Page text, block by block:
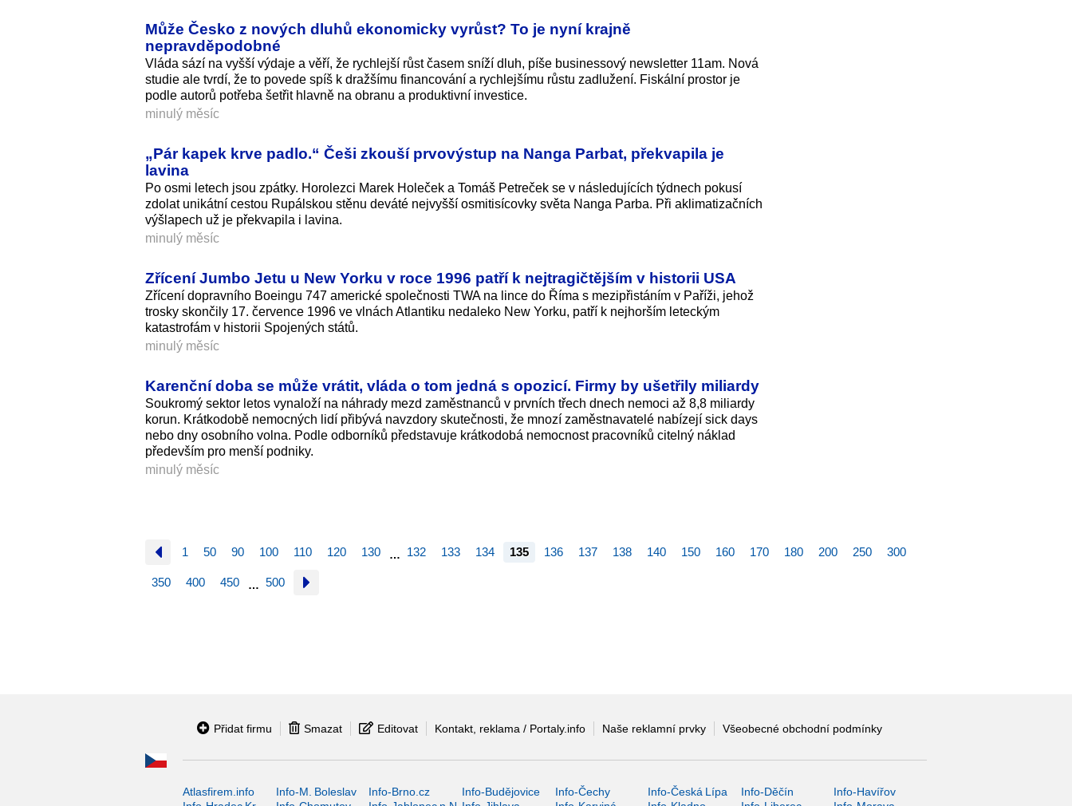
Může Česko z nových dluhů ekonomicky vyrůst? To je nyní krajně
nepravděpodobné
Vláda sází na vyšší výdaje a věří, že rychlejší růst časem sníží dluh, píše businessový newsletter 11am. Nová
studie ale tvrdí, že to povede spíš k dražšímu financování a rychlejšímu růstu zadlužení. Fiskální prostor je
podle autorů potřeba šetřit hlavně na obranu a produktivní investice.
minulý měsíc
„Pár kapek krve padlo.“ Češi zkouší prvovýstup na Nanga Parbat, překvapila je
lavina
Po osmi letech jsou zpátky. Horolezci Marek Holeček a Tomáš Petreček se v následujících týdnech pokusí
zdolat unikátní cestou Rupálskou stěnu deváté nejvyšší osmitisícovky světa Nanga Parba. Při aklimatizačních
výšlapech už je překvapila i lavina.
minulý měsíc
Zřícení Jumbo Jetu u New Yorku v roce 1996 patří k nejtragičtějším v historii USA
Zřícení dopravního Boeingu 747 americké společnosti TWA na lince do Říma s mezipřistáním v Paříži, jehož
trosky skončily 17. července 1996 ve vlnách Atlantiku nedaleko New Yorku, patří k nejhorším leteckým
katastrofám v historii Spojených států.
minulý měsíc
Karenční doba se může vrátit, vláda o tom jedná s opozicí. Firmy by ušetřily miliardy
Soukromý sektor letos vynaloží na náhrady mezd zaměstnanců v prvních třech dnech nemoci až 8,8 miliardy
korun. Krátkodobě nemocných lidí přibývá navzdory skutečnosti, že mnozí zaměstnavatelé nabízejí sick days
nebo dny osobního volna. Podle odborníků představuje krátkodobá nemocnost pracovníků citelný náklad
především pro menší podniky.
minulý měsíc
1 50 90 100 110 120 130 … 132 133 134 135 136 137 138 140 150 160 170 180 200 250 300
350 400 450 … 500
Přidat firmu Smazat Editovat Kontakt, reklama / Portaly.info Naše reklamní prvky Všeobecné obchodní podmínky
Atlasfirem.info Info-M. Boleslav Info-Brno.cz Info-Budějovice Info-Čechy Info-Česká Lípa Info-Děčín
Info-Havířov